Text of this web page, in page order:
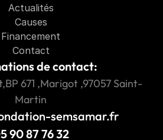
Actualités
Causes
Financement
Contact
de contact:
671 ,Marigot ,97057 Saint-
Martin
semsamar.fr
90 87 76 32